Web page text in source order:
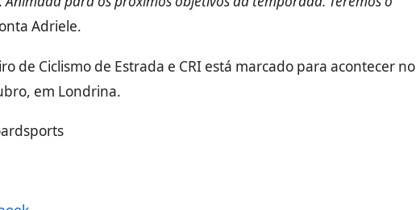
Adriele.
de Ciclismo de Estrada e CRI está marcado para acontecer no
em Londrina.